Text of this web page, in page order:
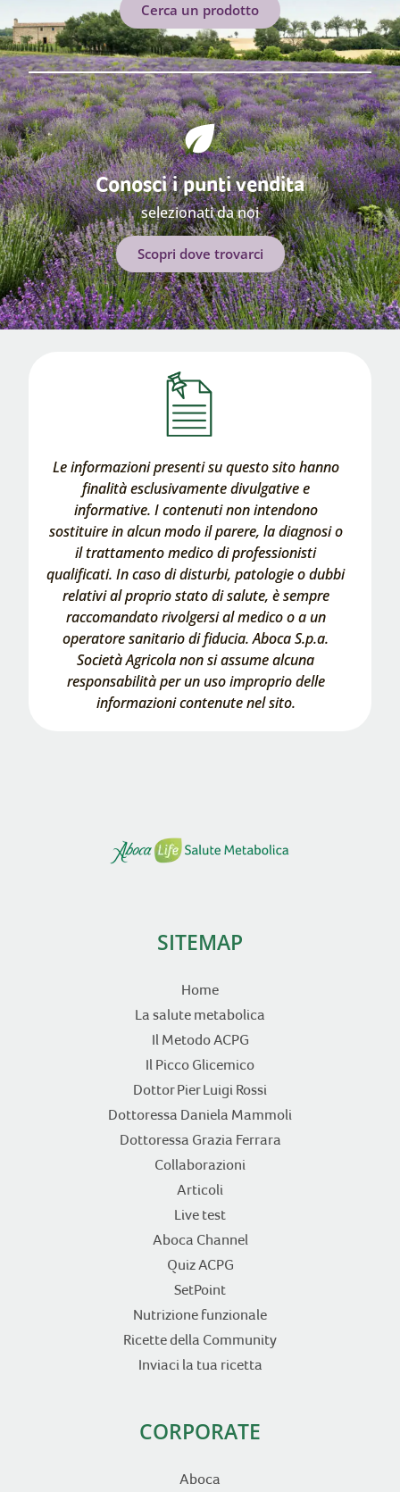
Cerca un prodotto
Conosci i punti vendita
selezionati da noi
Scopri dove trovarci
Le informazioni presenti su questo sito hanno
finalità esclusivamente divulgative e
informative. I contenuti non intendono
sostituire in alcun modo il parere, la diagnosi o
il trattamento medico di professionisti
qualificati. In caso di disturbi, patologie o dubbi
relativi al proprio stato di salute, è sempre
raccomandato rivolgersi al medico o a un
operatore sanitario di fiducia. Aboca S.p.a.
Società Agricola non si assume alcuna
responsabilità per un uso improprio delle
informazioni contenute nel sito.
SITEMAP
Home
La salute metabolica
Il Metodo ACPG
Il Picco Glicemico
Dottor Pier Luigi Rossi
Dottoressa Daniela Mammoli
Dottoressa Grazia Ferrara
Collaborazioni
Articoli
Live test
Aboca Channel
Quiz ACPG
SetPoint
Nutrizione funzionale
Ricette della Community
Inviaci la tua ricetta
CORPORATE
Aboca